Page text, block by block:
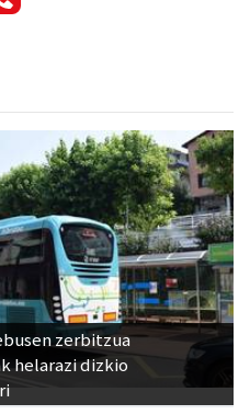
zerbitzua
helarazi dizkio